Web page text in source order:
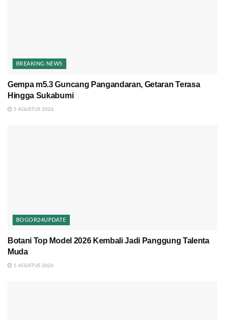
BREAKING NEWS
Gempa m5.3 Guncang Pangandaran, Getaran Terasa
Hingga Sukabumi
5 AGUSTUS 2026
BOGOR24UPDATE
Botani Top Model 2026 Kembali Jadi Panggung Talenta
Muda
5 AGUSTUS 2026